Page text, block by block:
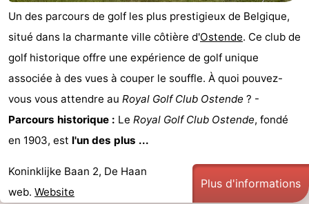
Un des parcours de golf les plus prestigieux de Belgique,
situé dans la charmante ville côtière d'Ostende. Ce club de
golf historique offre une expérience de golf unique
associée à des vues à couper le souffle. À quoi pouvez-
vous vous attendre au Royal Golf Club Ostende ? -
Parcours historique : Le Royal Golf Club Ostende, fondé
en 1903, est l'un des plus ...
Koninklijke Baan 2, De Haan
web. Website
Plus d'informations